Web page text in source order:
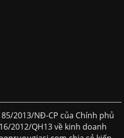
2013/NĐ-CP của Chính phủ
2012/QH13 về kinh doanh